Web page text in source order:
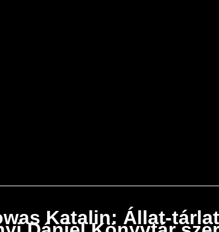
Katalin: Állat-